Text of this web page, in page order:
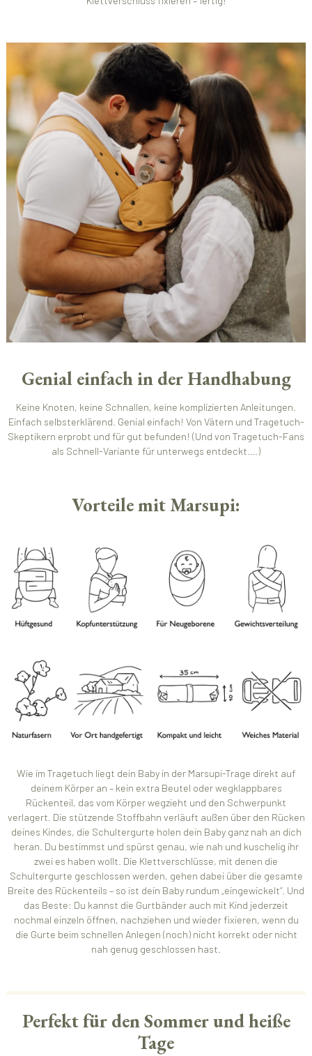
Genial einfach in der Handhabung
Keine Knoten, keine Schnallen, keine komplizierten Anleitungen.
Einfach selbsterklärend. Genial einfach! Von Vätern und Tragetuch-
Skeptikern erprobt und für gut befunden! (Und von Tragetuch-Fans
als Schnell-Variante für unterwegs entdeckt….)
Vorteile mit Marsupi:
Wie im Tragetuch liegt dein Baby in der Marsupi-Trage direkt auf
deinem Körper an – kein extra Beutel oder wegklappbares
Rückenteil, das vom Körper wegzieht und den Schwerpunkt
verlagert. Die stützende Stoffbahn verläuft außen über den Rücken
deines Kindes, die Schultergurte holen dein Baby ganz nah an dich
heran. Du bestimmst und spürst genau, wie nah und kuschelig ihr
zwei es haben wollt. Die Klettverschlüsse, mit denen die
Schultergurte geschlossen werden, gehen dabei über die gesamte
Breite des Rückenteils – so ist dein Baby rundum „eingewickelt“. Und
das Beste: Du kannst die Gurtbänder auch mit Kind jederzeit
nochmal einzeln öffnen, nachziehen und wieder fixieren, wenn du
die Gurte beim schnellen Anlegen (noch) nicht korrekt oder nicht
nah genug geschlossen hast.
Perfekt für den Sommer und heiße
Tage